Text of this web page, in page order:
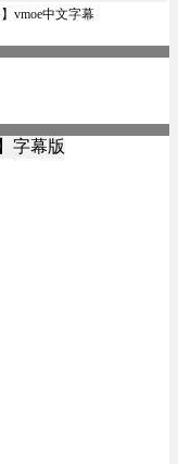
vmoe中文字幕